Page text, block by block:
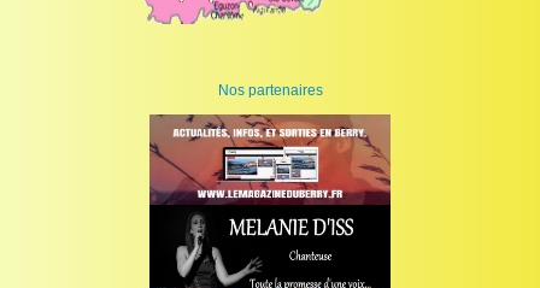
Nos partenaires